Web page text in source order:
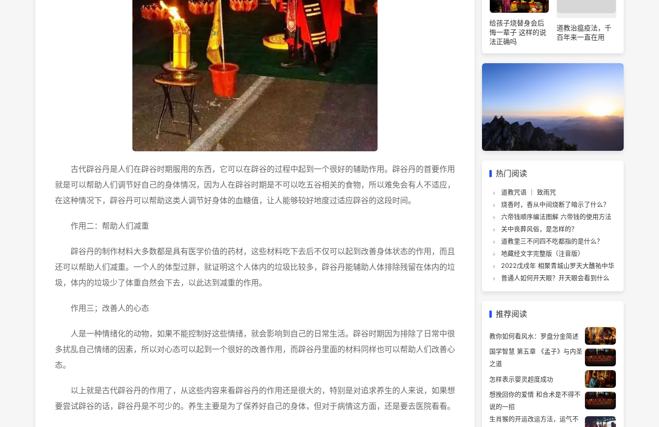
古代辟谷丹是人们在辟谷时期服用的东西，它可以在辟谷的过程中起到一个很好的辅助作用。辟谷丹的首要作用
就是可以帮助人们调节好自己的身体情况，因为人在辟谷时期是不可以吃五谷相关的食物，所以难免会有人不适应，
在这种情况下，辟谷丹可以帮助这类人调节好身体的血糖值，让人能够较好地度过适应辟谷的这段时间。
作用二：帮助人们减重
辟谷丹的制作材料大多数都是具有医学价值的药材，这些材料吃下去后不仅可以起到改善身体状态的作用，而且
还可以帮助人们减重。一个人的体型过胖，就证明这个人体内的垃圾比较多，辟谷丹能辅助人体排除残留在体内的垃
圾，体内的垃圾少了体重自然会下去，以此达到减重的作用。
作用三；改善人的心态
人是一种情绪化的动物，如果不能控制好这些情绪，就会影响到自己的日常生活。辟谷时期因为排除了日常中很
多扰乱自己情绪的因素，所以对心态可以起到一个很好的改善作用，而辟谷丹里面的材料同样也可以帮助人们改善心
态。
以上就是古代辟谷丹的作用了，从这些内容来看辟谷丹的作用还是很大的，特别是对追求养生的人来说，如果想
要尝试辟谷的话，辟谷丹是不可少的。养生主要是为了保养好自己的身体，但对于病情这方面，还是要去医院看看。
给孩子烧替身会后
悔一辈子 这样的说
法正确吗
道教治瘟疫法，千
百年来一直在用
热门阅读
道教咒语 ｜ 致雨咒
烧香时，香从中间烧断了暗示了什么？
六帝钱顺序编法图解 六帝钱的使用方法
关中丧葬风俗，是怎样的？
道教里三不问四不吃都指的是什么？
地藏经文字完整版（注音版）
2022戊戌年 相聚青城山罗天大醮祐中华
普通人如何开天眼？开天眼会看到什么
推荐阅读
教你如何看风水：罗盘分金简述
国学智慧 第五章 《孟子》与内圣
之道
怎样表示婴灵超度成功
想挽回你的爱情 和合术是不得不
说的一招
生肖猴的开运改运方法，运气不